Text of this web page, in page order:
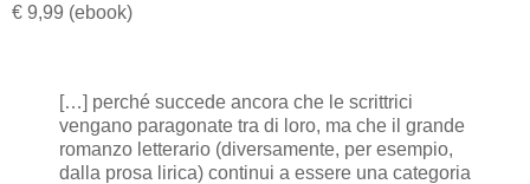
€ 9,99 (ebook)
[…] perché succede ancora che le scrittrici
vengano paragonate tra di loro, ma che il grande
romanzo letterario (diversamente, per esempio,
dalla prosa lirica) continui a essere una categoria